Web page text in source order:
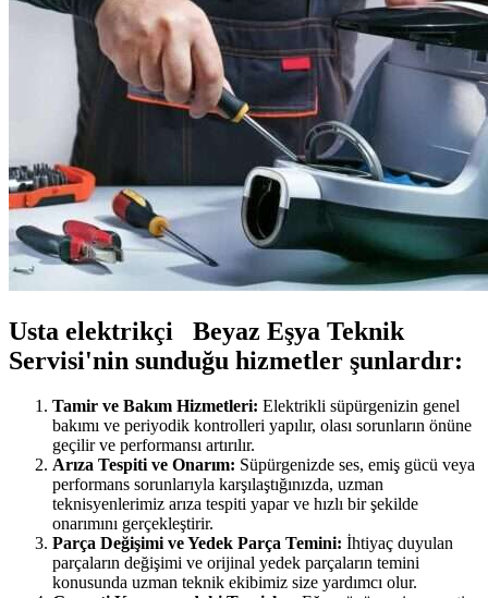
Usta elektrikçi Beyaz Eşya Teknik
Servisi'nin sunduğu hizmetler şunlardır:
Tamir ve Bakım Hizmetleri: Elektrikli süpürgenizin genel
bakımı ve periyodik kontrolleri yapılır, olası sorunların önüne
geçilir ve performansı artırılır.
Arıza Tespiti ve Onarım: Süpürgenizde ses, emiş gücü veya
performans sorunlarıyla karşılaştığınızda, uzman
teknisyenlerimiz arıza tespiti yapar ve hızlı bir şekilde
onarımını gerçekleştirir.
Parça Değişimi ve Yedek Parça Temini: İhtiyaç duyulan
parçaların değişimi ve orijinal yedek parçaların temini
konusunda uzman teknik ekibimiz size yardımcı olur.